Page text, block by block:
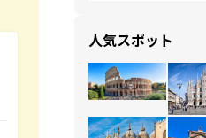
人気スポット